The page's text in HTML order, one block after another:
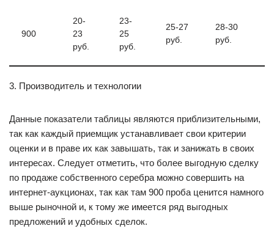
900
20-
23
руб.
23-
25
руб.
25-27
руб.
28-30
руб.
3. Производитель и технологии
Данные показатели таблицы являются приблизительными,
так как каждый приемщик устанавливает свои критерии
оценки и в праве их как завышать, так и занижать в своих
интересах. Следует отметить, что более выгодную сделку
по продаже собственного серебра можно совершить на
интернет-аукционах, так как там 900 проба ценится намного
выше рыночной и, к тому же имеется ряд выгодных
предложений и удобных сделок.